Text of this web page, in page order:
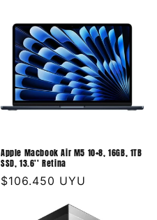
Apple Macbook Air M5 10+8, 16GB, 1TB
SSD, 13.6'' Retina
Precio
$106.450 UYU